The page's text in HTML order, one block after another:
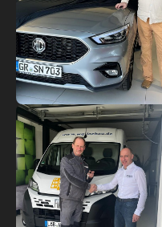
Show larger version